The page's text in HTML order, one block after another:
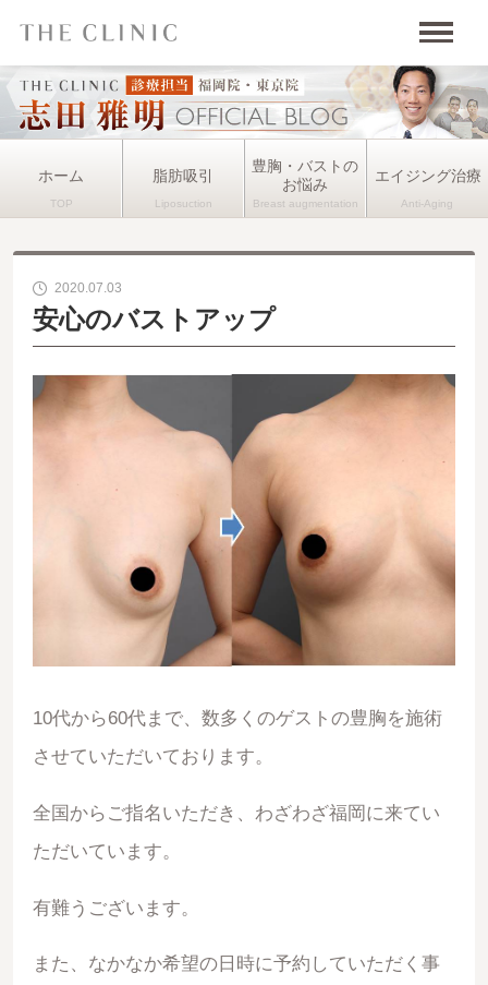
ホーム 脂肪吸引
豊胸・バストの
お悩み
エイジング治療
2020.07.03
安心のバストアップ
10代から60代まで、数多くのゲストの豊胸を施術
させていただいております。
全国からご指名いただき、わざわざ福岡に来てい
ただいています。
有難うございます。
また、なかなか希望の日時に予約していただく事